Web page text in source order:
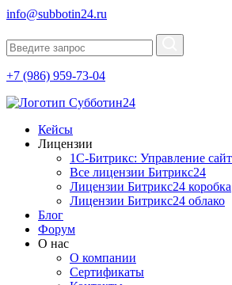
info@subbotin24.ru
+7 (986) 959-73-04
Кейсы
Лицензии
1С-Битрикc: Управление
Все лицензии Битрикс24
Лицензии Битрикс24 коробка
Лицензии Битрикс24 облако
Блог
Форум
О нас
О компании
Сертификаты